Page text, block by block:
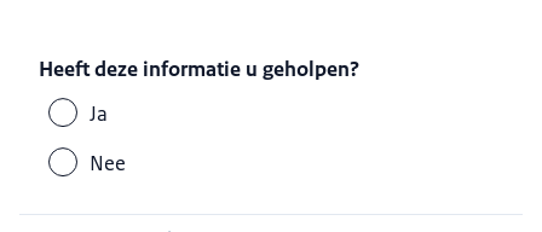
Heeft deze informatie u geholpen?
Ja
Nee